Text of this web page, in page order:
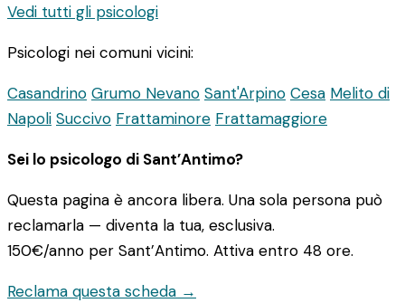
Vedi tutti gli psicologi
Psicologi nei comuni vicini:
Casandrino Grumo Nevano Sant'Arpino Cesa Melito di
Napoli Succivo Frattaminore Frattamaggiore
Sei lo psicologo di Sant’Antimo?
Questa pagina è ancora libera. Una sola persona può
reclamarla — diventa la tua, esclusiva.
150€/anno per Sant’Antimo. Attiva entro 48 ore.
Reclama questa scheda →